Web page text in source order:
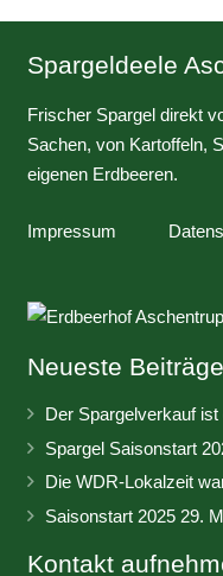
Spargeldeele
Frischer Spargel direkt
Sachen, von Kartoffeln,
eigenen Erdbeeren.
Impressum
Neueste Beiträge
Der Spargelverkauf ist
Spargel Saisonstart
Die WDR-Lokalzeit
Saisonstart 2025 29.
Kontakt